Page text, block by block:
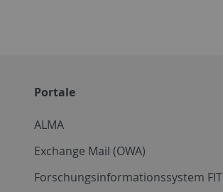
Portale
ALMA
Exchange Mail (OWA)
Forschungsinformationssystem FIT